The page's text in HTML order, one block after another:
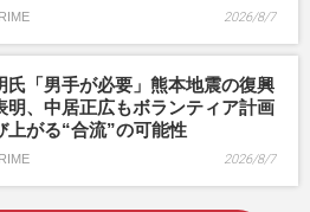
2026/8/7
氏「男手が必要」熊本地震の復興
明、中居正広もボランティア計画
上がる“合流”の可能性
2026/8/7